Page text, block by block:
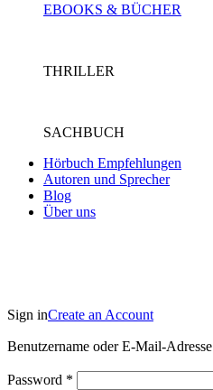
EBOOKS & BÜCHER
THRILLER
SACHBUCH
Hörbuch Empfehlungen
Autoren und Sprecher
Blog
Über uns
Sign inCreate an Account
Benutzername oder E-Mail-Adresse
Password *